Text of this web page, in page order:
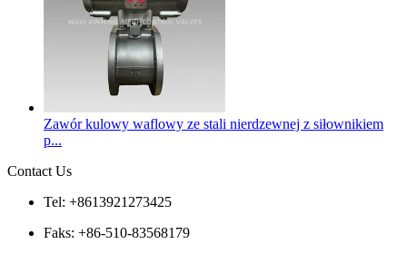
Zawór kulowy waflowy ze stali nierdzewnej z siłownikiem
p...
Contact Us
Tel: +8613921273425
Faks: +86-510-83568179